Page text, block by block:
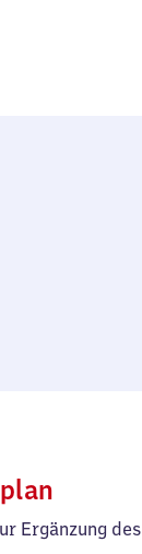
129
Ergänzung des